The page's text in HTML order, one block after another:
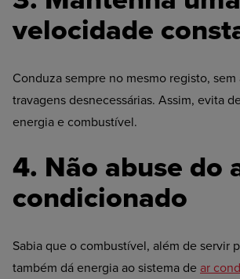
velocidade
Conduza sempre no mesmo registo, sem
travagens desnecessárias. Assim, evita
energia e combustível.
4. Não abuse do
condicionado
Sabia que o combustível, além de servir
também dá energia ao sistema de ar